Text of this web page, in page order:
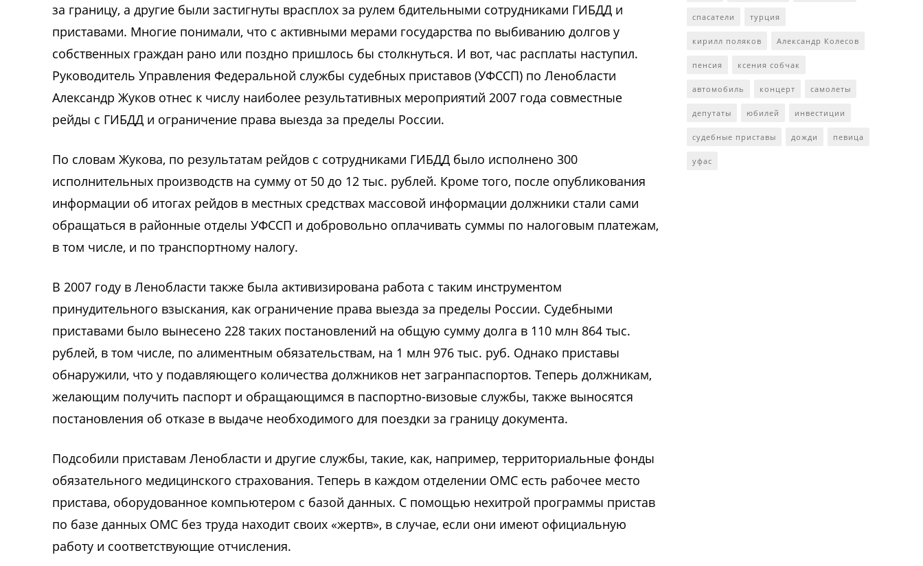
за границу, а другие были застигнуты врасплох за рулем бдительными сотрудниками ГИБДД и
приставами. Многие понимали, что с активными мерами государства по выбиванию долгов у
собственных граждан рано или поздно пришлось бы столкнуться. И вот, час расплаты наступил.
Руководитель Управления Федеральной службы судебных приставов (УФССП) по Ленобласти
Александр Жуков отнес к числу наиболее результативных мероприятий 2007 года совместные
рейды с ГИБДД и ограничение права выезда за пределы России.
По словам Жукова, по результатам рейдов с сотрудниками ГИБДД было исполнено 300
исполнительных производств на сумму от 50 до 12 тыс. рублей. Кроме того, после опубликования
информации об итогах рейдов в местных средствах массовой информации должники стали сами
обращаться в районные отделы УФССП и добровольно оплачивать суммы по налоговым платежам,
в том числе, и по транспортному налогу.
В 2007 году в Ленобласти также была активизирована работа с таким инструментом
принудительного взыскания, как ограничение права выезда за пределы России. Судебными
приставами было вынесено 228 таких постановлений на общую сумму долга в 110 млн 864 тыс.
рублей, в том числе, по алиментным обязательствам, на 1 млн 976 тыс. руб. Однако приставы
обнаружили, что у подавляющего количества должников нет загранпаспортов. Теперь должникам,
желающим получить паспорт и обращающимся в паспортно-визовые службы, также выносятся
постановления об отказе в выдаче необходимого для поездки за границу документа.
Подсобили приставам Ленобласти и другие службы, такие, как, например, территориальные фонды
обязательного медицинского страхования. Теперь в каждом отделении ОМС есть рабочее место
пристава, оборудованное компьютером с базой данных. С помощью нехитрой программы пристав
по базе данных ОМС без труда находит своих «жертв», в случае, если они имеют официальную
работу и соответствующие отчисления.
спасатели турция
кирилл поляков Александр Колесов
пенсия ксения собчак
автомобиль концерт самолеты
депутаты юбилей инвестиции
судебные приставы дожди певица
уфас